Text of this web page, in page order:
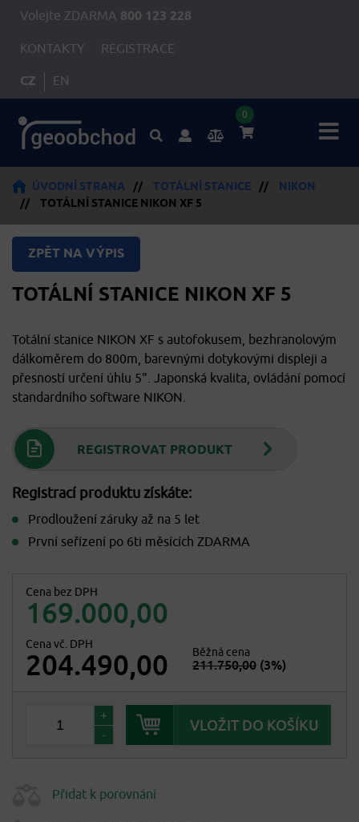
Volejte ZDARMA 800 123 228
KONTAKTY REGISTRACE
CZ EN
0
ÚVODNÍ STRANA // TOTÁLNÍ STANICE //
NIKON
//
TOTÁLNÍ STANICE NIKON XF 5
ZPĚT NA VÝPIS
TOTÁLNÍ STANICE NIKON XF 5
Totální stanice NIKON XF s autofokusem, bezhranolovým
dálkoměrem do 800m, barevnými dotykovými displeji a
přesností určení úhlu 5". Japonská kvalita, ovládání pomocí
standardního software NIKON.
REGISTROVAT PRODUKT
Registrací produktu získáte:
Prodloužení záruky až na 5 let
První seřízení po 6ti měsících ZDARMA
Cena bez DPH
169.000,00
Cena vč. DPH
204.490,00 Běžná cena
211.750,00 (3%)
+
-
Přidat k porovnání